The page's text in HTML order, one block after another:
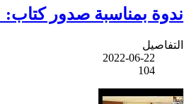
ندوة بمناسبة صدور
التفاصيل
2022-06-22
104